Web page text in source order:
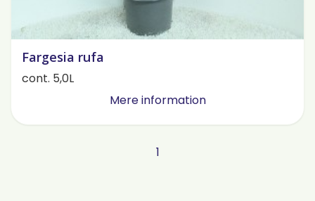
Fargesia rufa
cont. 5,0L
Mere information
1